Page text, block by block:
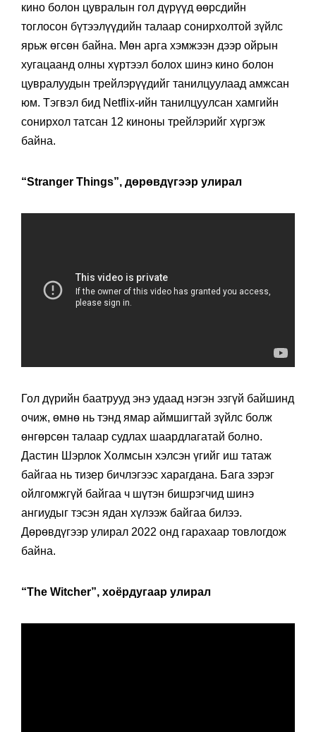
кино болон цувралын гол дүрүүд өөрсдийн
тоглосон бүтээлүүдийн талаар сонирхолтой зүйлс
ярьж өгсөн байна. Мөн арга хэмжээн дээр ойрын
хугацаанд олны хүртээл болох шинэ кино болон
цувралуудын трейлэрүүдийг танилцуулаад амжсан
юм. Тэгвэл бид Netflix-ийн танилцуулсан хамгийн
сонирхол татсан 12 киноны трейлэрийг хүргэж
байна.
“Stranger Things”, дөрөвдүгээр улирал
Гол дүрийн баатрууд энэ удаад нэгэн эзгүй байшинд
очиж, өмнө нь тэнд ямар аймшигтай зүйлс болж
өнгөрсөн талаар судлах шаардлагатай болно.
Дастин Шэрлок Холмсын хэлсэн үгийг иш татаж
байгаа нь тизер бичлэгээс харагдана. Бага зэрэг
ойлгомжгүй байгаа ч шүтэн бишрэгчид шинэ
ангиудыг тэсэн ядан хүлээж байгаа билээ.
Дөрөвдүгээр улирал 2022 онд гарахаар товлогдож
байна.
“The Witcher”, хоёрдугаар улирал